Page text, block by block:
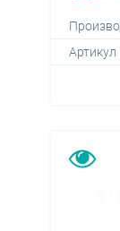
Артикул